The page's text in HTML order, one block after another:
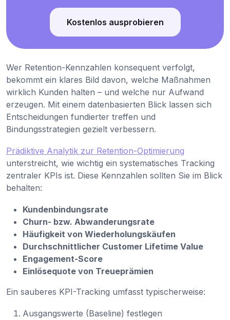
Kostenlos ausprobieren
Wer Retention-Kennzahlen konsequent verfolgt,
bekommt ein klares Bild davon, welche Maßnahmen
wirklich Kunden halten – und welche nur Aufwand
erzeugen. Mit einem datenbasierten Blick lassen sich
Entscheidungen fundierter treffen und
Bindungsstrategien gezielt verbessern.
Prädiktive Analytik zur Retention-Optimierung
unterstreicht, wie wichtig ein systematisches Tracking
zentraler KPIs ist. Diese Kennzahlen sollten Sie im Blick
behalten:
Kundenbindungsrate
Churn- bzw. Abwanderungsrate
Häufigkeit von Wiederholungskäufen
Durchschnittlicher Customer Lifetime Value
Engagement-Score
Einlösequote von Treueprämien
Ein sauberes KPI-Tracking umfasst typischerweise:
Ausgangswerte (Baseline) festlegen